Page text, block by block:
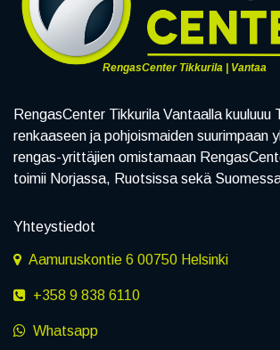
RengasCenter Tikkurila | Vantaa
RengasCenter Tikkurila Vantaalla kuuluuu
renkaaseen ja pohjoismaiden suurimpaan
rengas-yrittäjien omistamaan
toimii Norjassa, Ruotsissa sekä
Yhteystiedot
Aamuruskontie 6 00750 Helsinki
+358 9 838 6110
Whatsapp